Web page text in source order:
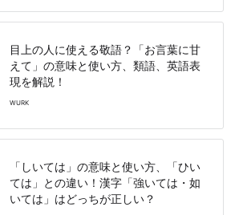
目上の人に使える敬語？「お言葉に甘
えて」の意味と使い方、類語、英語表
現を解説！
WURK
「しいては」の意味と使い方、「ひい
ては」との違い！漢字「強いては・如
いては」はどっちが正しい？